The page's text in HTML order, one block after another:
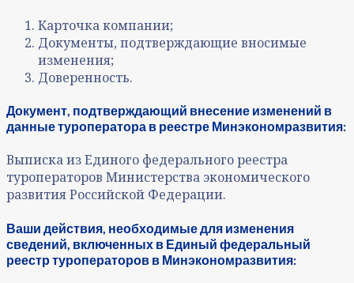
Карточка компании;
Документы, подтверждающие вносимые
изменения;
Доверенность.
Документ, подтверждающий внесение изменений в
данные туроператора в реестре Минэкономразвития:
Выписка из Единого федерального реестра
туроператоров Министерства экономического
развития Российской Федерации.
Ваши действия, необходимые для изменения
сведений, включенных в Единый федеральный
реестр туроператоров в Минэкономразвития: